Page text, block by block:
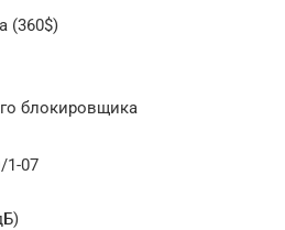
(360$)
блокировщика
1-07